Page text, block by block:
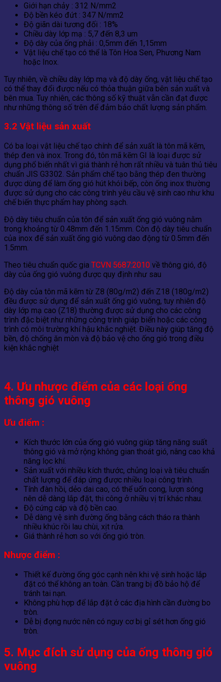
Giới hạn chảy : 312 N/mm2
Độ bền kéo đứt : 347 N/mm2
Độ giãn dài tương đối : 18%
Chiều dày lớp mạ : 5,7 đến 8,3 um
Độ dày của ống phải : 0,5mm đến 1,15mm
Vật liệu chế tạo có thể là Tôn Hoa Sen, Phương Nam
hoặc Inox.
Tuy nhiên, về chiều dày lớp mạ và độ dày ống, vật liệu chế tạo
có thể thay đổi được nếu có thỏa thuận giữa bên sản xuất và
bên mua. Tuy nhiên, các thông số kỹ thuật vẫn cần đạt được
như những thông số trên để đảm bảo chất lượng sản phẩm.
3.2 Vật liệu sản xuất
Có ba loại vật liệu chế tạo chính để sản xuất là tôn mã kẽm,
thép đen và inox. Trong đó, tôn mã kẽm GI là loại được sử
dụng phổ biến nhất vì giá thành rẻ hơn rất nhiều và tuân thủ tiêu
chuẩn JIS G3302. Sản phẩm chế tạo bằng thép đen thường
được dùng để làm ống gió hút khói bếp, còn ống inox thường
được sử dụng cho các công trình yêu cầu vệ sinh cao như khu
chế biến thực phẩm hay phòng sạch.
Độ dày tiêu chuẩn của tôn để sản xuất ống gió vuông nằm
trong khoảng từ 0.48mm đến 1.15mm. Còn độ dày tiêu chuẩn
của inox để sản xuất ống gió vuông dao động từ 0.5mm đến
1.5mm.
Theo tiêu chuẩn quốc gia TCVN 5687:2010 về thông gió, độ
dày của ống gió vuông được quy định như sau
Độ dày của tôn mã kẽm từ Z8 (80g/m2) đến Z18 (180g/m2)
đều được sử dụng để sản xuất ống gió vuông, tuy nhiên độ
dày lớp mạ cao (Z18) thường được sử dụng cho các công
trình đặc biệt như những công trình giáp biển hoặc các công
trình có môi trường khí hậu khắc nghiệt. Điều này giúp tăng độ
bền, độ chống ăn mòn và độ bảo vệ cho ống gió trong điều
kiện khắc nghiệt
4. Ưu nhược điểm của các loại ống
thông gió vuông
Ưu điểm :
Kích thước lớn của ống gió vuông giúp tăng năng suất
thông gió và mở rộng không gian thoát gió, nâng cao khả
năng lọc khí.
Sản xuất với nhiều kích thước, chủng loại và tiêu chuẩn
chất lượng để đáp ứng được nhiều loại công trình.
Tính đàn hồi, dẻo dai cao, có thể uốn cong, lượn sóng
nên dễ dàng lắp đặt, thi công ở nhiều vị trí khác nhau.
Độ cứng cáp và độ bền cao.
Dễ dàng vệ sinh đường ống bằng cách tháo ra thành
nhiều khúc rồi lau chùi, xịt rửa.
Giá thành rẻ hơn so với ống gió tròn.
Nhược điểm :
Thiết kế đường ống góc cạnh nên khi vệ sinh hoặc lắp
đặt có thể không an toàn. Cần trang bị đồ bảo hộ để
tránh tai nạn.
Không phù hợp để lắp đặt ở các địa hình cần đường bo
tròn.
Dễ bị đọng nước nên có nguy cơ bị gỉ sét hơn ống gió
tròn.
5. Mục đích sử dụng của ống thông gió
vuông